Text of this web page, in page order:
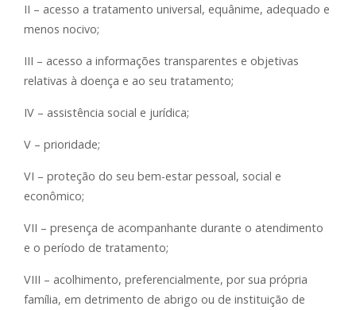
II – acesso a tratamento universal, equânime, adequado e
menos nocivo;
III – acesso a informações transparentes e objetivas
relativas à doença e ao seu tratamento;
IV – assistência social e jurídica;
V – prioridade;
VI – proteção do seu bem-estar pessoal, social e
econômico;
VII – presença de acompanhante durante o atendimento
e o período de tratamento;
VIII – acolhimento, preferencialmente, por sua própria
família, em detrimento de abrigo ou de instituição de